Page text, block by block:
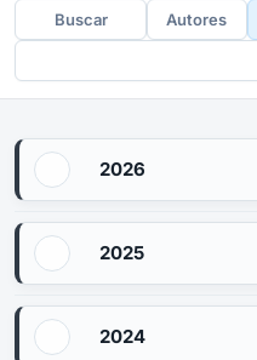
Buscar Autores
2026
2025
2024